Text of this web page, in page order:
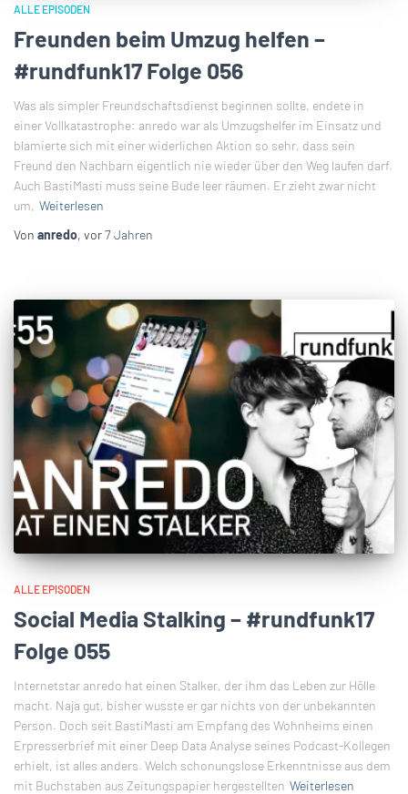
ALLE EPISODEN
Freunden beim Umzug helfen –
#rundfunk17 Folge 056
Was als simpler Freundschaftsdienst beginnen sollte, endete in
einer Vollkatastrophe: anredo war als Umzugshelfer im Einsatz und
blamierte sich mit einer widerlichen Aktion so sehr, dass sein
Freund den Nachbarn eigentlich nie wieder über den Weg laufen darf.
Auch BastiMasti muss seine Bude leer räumen. Er zieht zwar nicht
um, Weiterlesen
Von anredo, vor7 Jahren
ALLE EPISODEN
Social Media Stalking – #rundfunk17
Folge 055
Internetstar anredo hat einen Stalker, der ihm das Leben zur Hölle
macht. Naja gut, bisher wusste er gar nichts von der unbekannten
Person. Doch seit BastiMasti am Empfang des Wohnheims einen
Erpresserbrief mit einer Deep Data Analyse seines Podcast-Kollegen
erhielt, ist alles anders. Welch schonungslose Erkenntnisse aus dem
mit Buchstaben aus Zeitungspapier hergestellten Weiterlesen